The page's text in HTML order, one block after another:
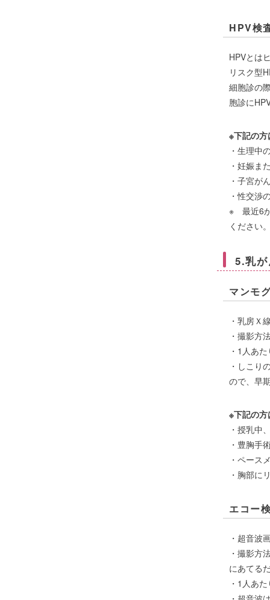
HPV検
HPVとは
リスク型
細胞診の
胞診に
※下記の
・生理中
・妊娠ま
・子宮が
・性交渉
※ 最近6か
ください
5.乳
マンモ
・乳房Ｘ
・撮影方
・1人あ
・しこり
ので、早
※下記の
・授乳中
・豊胸手
・ペース
・胸部に
エコー
・超音波
・撮影方
にあてる
・1人あ